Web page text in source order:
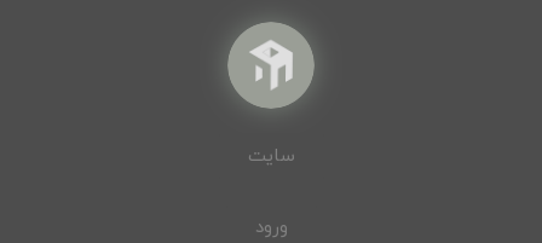
سایت
ورود